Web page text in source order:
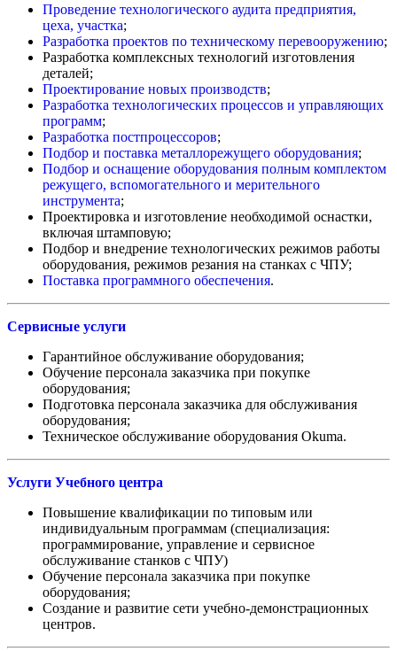
Проведение технологического аудита предприятия,
цеха, участка;
Разработка проектов по техническому перевооружению;
Разработка комплексных технологий изготовления
деталей;
Проектирование новых производств;
Разработка технологических процессов и управляющих
программ;
Разработка постпроцессоров;
Подбор и поставка металлорежущего оборудования;
Подбор и оснащение оборудования полным комплектом
режущего, вспомогательного и мерительного
инструмента;
Проектировка и изготовление необходимой оснастки,
включая штамповую;
Подбор и внедрение технологических режимов работы
оборудования, режимов резания на станках с ЧПУ;
Поставка программного обеспечения.
Сервисные услуги
Гарантийное обслуживание оборудования;
Обучение персонала заказчика при покупке
оборудования;
Подготовка персонала заказчика для обслуживания
оборудования;
Техническое обслуживание оборудования Okuma.
Услуги Учебного центра
Повышение квалификации по типовым или
индивидуальным программам (специализация:
программирование, управление и сервисное
обслуживание станков с ЧПУ)
Обучение персонала заказчика при покупке
оборудования;
Создание и развитие сети учебно-демонстрационных
центров.